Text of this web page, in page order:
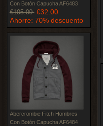
Con Botón Capucha AF6483
€105.00 €32.00
Ahorre: 70% descuento
Abercrombie Fitch Hombres
Con Botón Capucha AF6484